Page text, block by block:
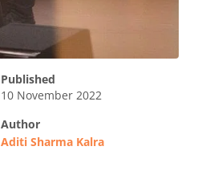
published
10 November 2022
author
Aditi Sharma Kalra